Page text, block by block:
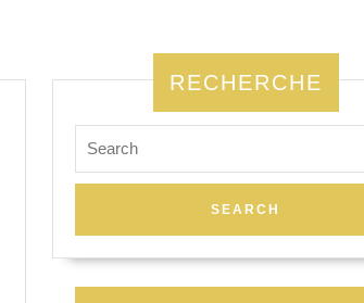
RECHERCHE
for: